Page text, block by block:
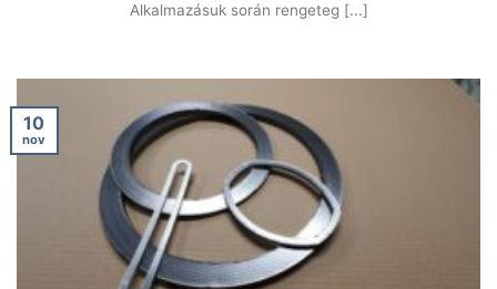
Alkalmazásuk során rengeteg [...]
10
nov